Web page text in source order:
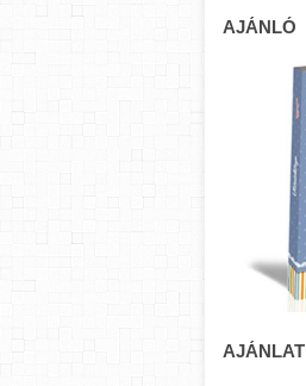
AJÁNLÓ
AJÁNLAT